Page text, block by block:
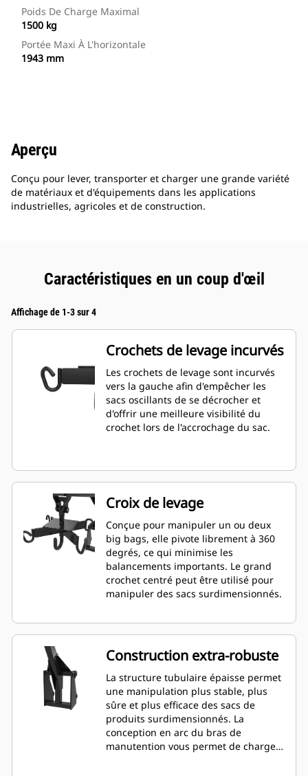
Poids De Charge Maximal
1500 kg
Portée Maxi À L'horizontale
1943 mm
Aperçu
Conçu pour lever, transporter et charger une grande variété
de matériaux et d'équipements dans les applications
industrielles, agricoles et de construction.
Caractéristiques en un coup d'œil
Affichage de 1-3 sur 4
Crochets de levage incurvés
Les crochets de levage sont incurvés
vers la gauche afin d'empêcher les
sacs oscillants de se décrocher et
d'offrir une meilleure visibilité du
crochet lors de l'accrochage du sac.
Croix de levage
Conçue pour manipuler un ou deux
big bags, elle pivote librement à 360
degrés, ce qui minimise les
balancements importants. Le grand
crochet centré peut être utilisé pour
manipuler des sacs surdimensionnés.
Construction extra-robuste
La structure tubulaire épaisse permet
une manipulation plus stable, plus
sûre et plus efficace des sacs de
produits surdimensionnés. La
conception en arc du bras de
manutention vous permet de charger